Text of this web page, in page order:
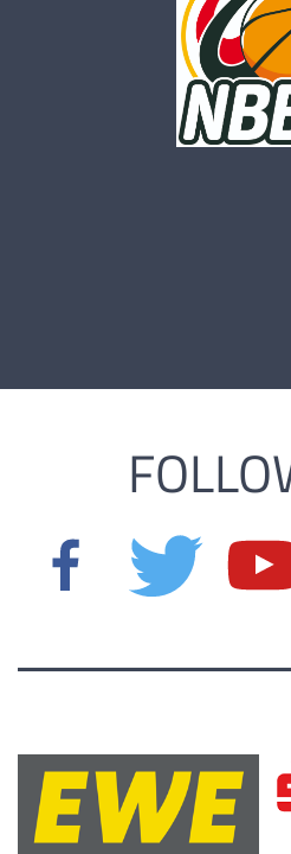
Colin Schroeder
202 cm |
06.11.2005 |185 cm |
Finn Herbst
16.02.2007 |
193 cm |
||